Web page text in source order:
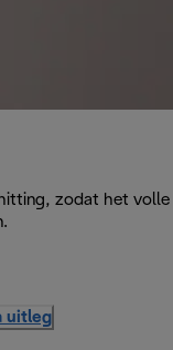
zodat het
uitleg